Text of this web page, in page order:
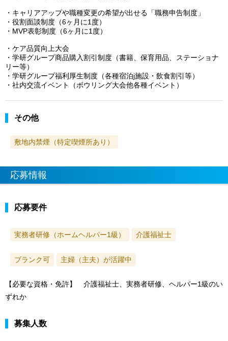
・キャリアアップや職種変更の希望が出せる「職務申告制度」
・役割面談制度（6ヶ月に1度）
・MVP表彰制度（6ヶ月に1度）
・ケア品質向上大会
・学研グループ商品購入割引制度（書籍、保育用品、ステーショナ
リー等）
・学研グループ福利厚生制度（各種宿泊j施設・飲食割引等）
・社内交流イベント（ボウリング大会他各種イベント）
その他
敷地内禁煙（特定喫煙所あり）
応募情報
応募要件
実務者研修（ホームヘルパー1級） 介護福祉士
ブランク可 主婦（主夫）が活躍中
【必要な資格・免許】 介護福祉士、実務者研修、ヘルパー1級のい
ずれか
募集人数